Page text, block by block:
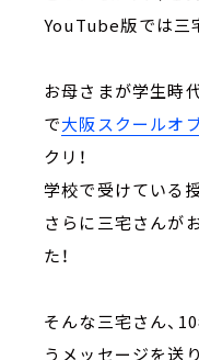
YouTube版では三
お母さまが学生時
で大阪スクールオ
クリ！
学校で受けている
さらに三宅さんが
た！
そんな三宅さん、
うメッセージを送